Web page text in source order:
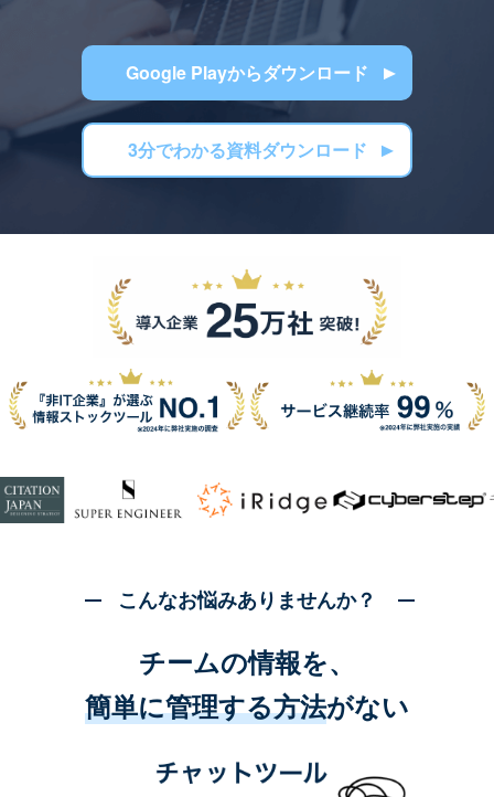
Google Playからダウンロード
3分でわかる資料ダウンロード
こんなお悩みありませんか？
チームの情報を、
簡単に管理する方法がない